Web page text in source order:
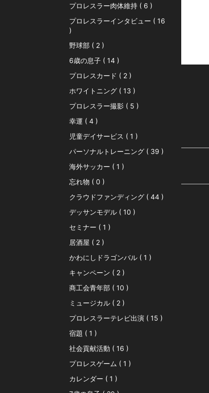
プロレスラー肉体維持 ( 6 )
プロレスラーインタビュー ( 16
)
野球部 ( 2 )
6歳の息子 ( 14 )
プロレスカード ( 2 )
ホワイトニング ( 13 )
プロレスラー撮影 ( 5 )
幸運 ( 4 )
児童デイサービス ( 1 )
パーソナルトレーニング ( 39 )
海外サッカー ( 1 )
忘れ物 ( 0 )
クラウドファンディング ( 44 )
デッサンモデル ( 10 )
セミナー ( 1 )
居酒屋 ( 2 )
かわにしドラゴンバル ( 1 )
キャンペーン ( 2 )
商工会青年部 ( 10 )
ミュージカル ( 2 )
プロレスラーテレビ出演 ( 15 )
宿題 ( 1 )
社会貢献活動 ( 16 )
プロレスゲーム ( 1 )
カレンダー ( 1 )